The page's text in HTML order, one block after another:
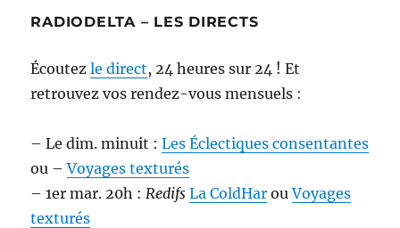
RADIODELTA – LES DIRECTS
Écoutezle direct, 24 heures sur 24 ! Et
retrouvez vos rendez-vous mensuels :
– Le dim. minuit :Les Éclectiques consentantes
ou –Voyages texturés
– 1er mar. 20h : Redifs La ColdHar ouVoyages
texturés